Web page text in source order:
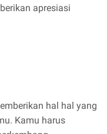
apresiasi
hal hal yang
Kamu harus